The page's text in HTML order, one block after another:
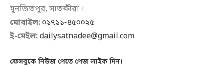
মুনজিতপুর, সাতক্ষীরা ।
মোবাইল:০১৭১১-৪৫০০২৫
ই-মেইল:dailysatnadee@gmail.com
ফেসবুকে নিউজ পেতে পেজ লাইক দিন।